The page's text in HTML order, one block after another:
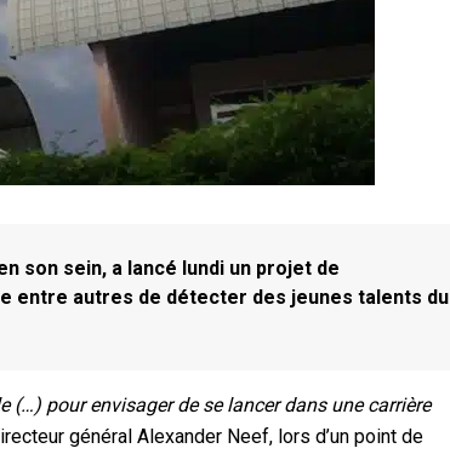
son sein, a lancé lundi un projet de
entre autres de détecter des jeunes talents du
pour envisager de se lancer dans une carrière
général Alexander Neef, lors d’un point de